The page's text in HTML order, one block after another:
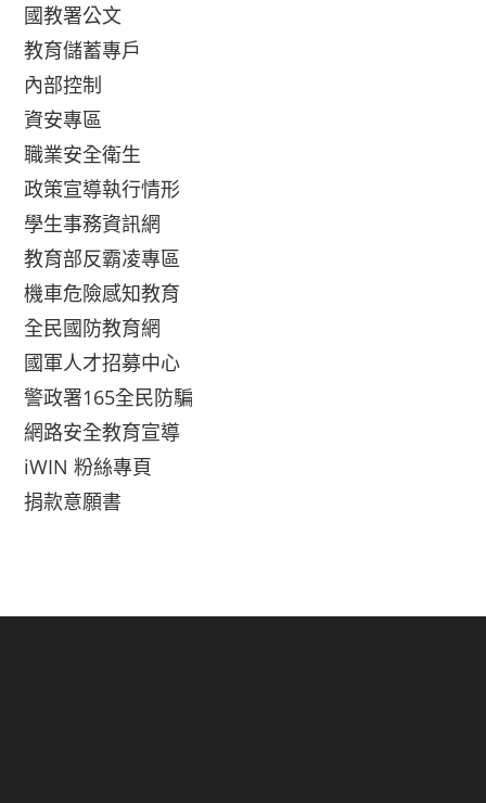
國教署公文
教育儲蓄專戶
內部控制
資安專區
職業安全衛生
政策宣導執行情形
學生事務資訊網
教育部反霸凌專區
機車危險感知教育
全民國防教育網
國軍人才招募中心
警政署165全民防騙
網路安全教育宣導
iWIN 粉絲專頁
捐款意願書